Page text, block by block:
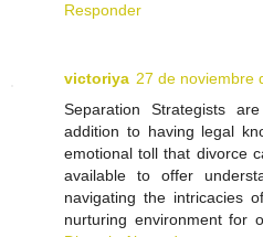
Responder
victoriya 27 de noviembre
Separation Strategists
addition to having legal
emotional toll that divorce
available to offer
navigating the intricacies
nurturing environment for